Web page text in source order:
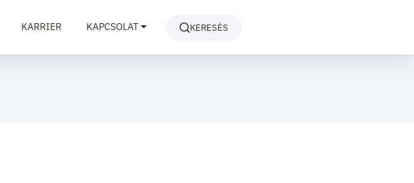
KARRIER KAPCSOLAT KERESÉS